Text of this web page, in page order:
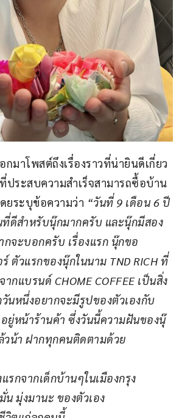
มาโพสต์ถึงเรื่องราวที่น่ายินดีเกี่ยว
ประสบความสำเร็จสามารถซื้อบ้าน
ยระบุข้อความว่า “วันที่ 9 เดือน 6 ปี
ดีสำหรับนุ๊กมากครับ และนุ๊กมีสอง
กจะบอกครับ เรื่องแรก นุ๊กขอ
ตัวแรกของนุ๊กในนาม TND RICH ที่
กแบรนด์ CHOME COFFEE เป็นสิ่ง
นหนึ่งอยากจะมีรูปของตัวเองกับ
หน้าร้านค้า ซึ่งวันนี้ความฝันของนุ๊
วน้า ฝากทุกคนติดตามด้วย
รกจากเด็กบ้านๆในเมืองกรุง
มุ่งมานะ ของตัวเอง